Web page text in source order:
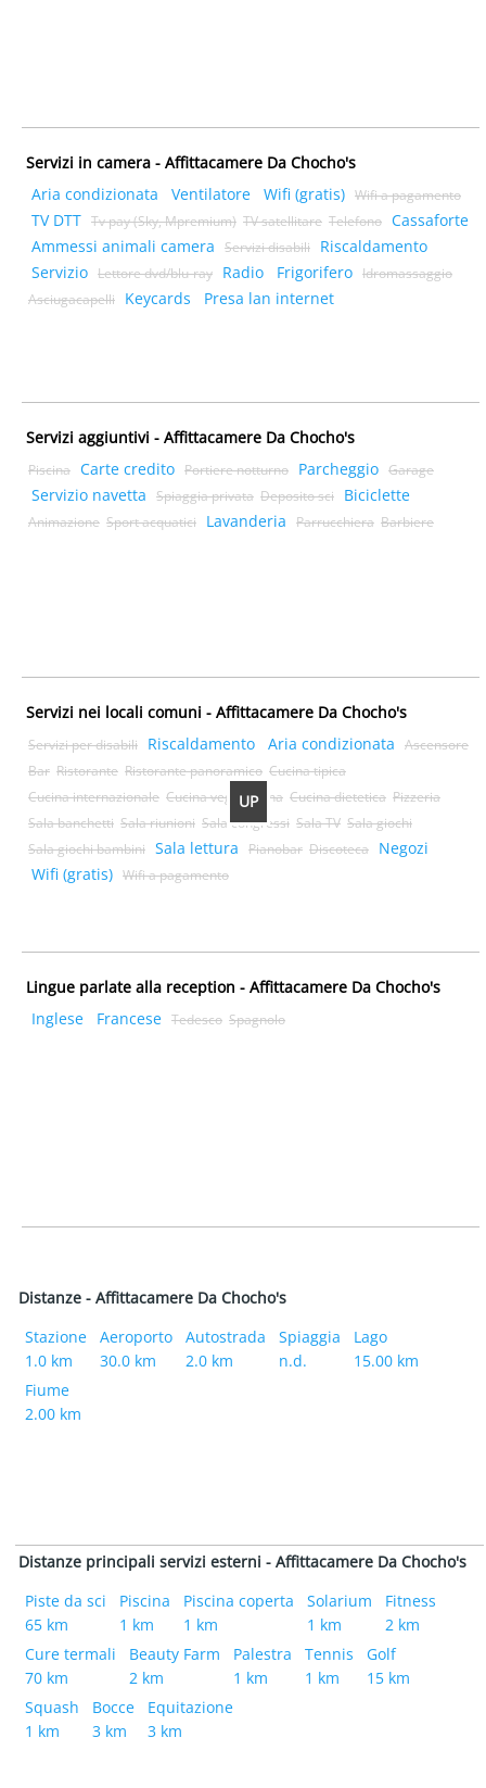
UP
Servizi in camera - Affittacamere Da Chocho's
Aria condizionata
Ventilatore Wifi (gratis) Wifi a pagamento
TV DTT Tv pay (Sky, Mpremium) TV satellitare Telefono Cassaforte
Ammessi animali camera
Servizi disabili
Riscaldamento
Servizio Lettore dvd/blu-ray Radio Frigorifero Idromassaggio
Asciugacapelli
Keycards Presa lan internet
Servizi aggiuntivi - Affittacamere Da Chocho's
Piscina Carte credito Portiere notturno Parcheggio Garage
Servizio navetta Spiaggia privata Deposito sci Biciclette
Animazione Sport acquatici Lavanderia Parrucchiera Barbiere
Servizi nei locali comuni - Affittacamere Da Chocho's
Servizi per disabili Riscaldamento Aria condizionata
Ascensore
Bar Ristorante Ristorante panoramico Cucina tipica
Cucina internazionale Cucina vegetariana Cucina dietetica Pizzeria
Sala banchetti Sala riunioni Sala congressi Sala TV Sala giochi
Sala giochi bambini Sala lettura Pianobar Discoteca
Negozi
Wifi (gratis) Wifi a pagamento
Lingue parlate alla reception - Affittacamere Da Chocho's
Inglese
Francese Tedesco Spagnolo
Distanze - Affittacamere Da Chocho's
Stazione
1.0 km
Aeroporto
30.0 km
Autostrada
2.0 km
Spiaggia
n.d.
Lago
15.00 km
Fiume
2.00 km
Distanze principali servizi esterni - Affittacamere Da Chocho's
Piste da sci
65 km
Piscina
1 km
Piscina coperta
1 km
Solarium
1 km
Fitness
2 km
Cure termali
70 km
Beauty Farm
2 km
Palestra
1 km
Tennis
1 km
Golf
15 km
Squash
1 km
Bocce
3 km
Equitazione
3 km